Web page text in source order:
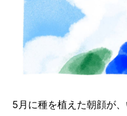
5月に種を植えた朝顔が